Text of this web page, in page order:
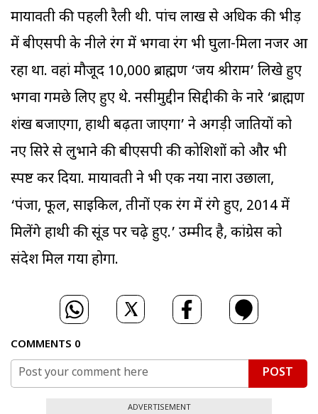
मायावती की पहली रैली थी. पांच लाख से अधिक की भीड़
में बीएसपी के नीले रंग में भगवा रंग भी घुला-मिला नजर आ
रहा था. वहां मौजूद 10,000 ब्राह्मण ‘जय श्रीराम’ लिखे हुए
भगवा गमछे लिए हुए थे. नसीमुद्दीन सिद्दीकी के नारे ‘ब्राह्मण
शंख बजाएगा, हाथी बढ़ता जाएगा’ ने अगड़ी जातियों को
नए सिरे से लुभाने की बीएसपी की कोशिशों को और भी
स्पष्ट कर दिया. मायावती ने भी एक नया नारा उछाला,
‘पंजा, फूल, साइकिल, तीनों एक रंग में रंगे हुए, 2014 में
मिलेंगे हाथी की सूंड पर चढ़े हुए.’ उम्मीद है, कांग्रेस को
संदेश मिल गया होगा.
COMMENTS 0
POST
ADVERTISEMENT